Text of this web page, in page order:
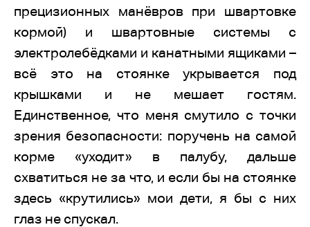
прецизионных манёвров при швартовке
кормой) и швартовные системы с
электролебёдками и канатными ящиками –
всё это на стоянке укрывается под
крышками и не мешает гостям.
Единственное, что меня смутило с точки
зрения безопасности: поручень на самой
корме «уходит» в палубу, дальше
схватиться не за что, и если бы на стоянке
здесь «крутились» мои дети, я бы с них
глаз не спускал.